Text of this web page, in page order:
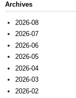
Archives
2026-08
2026-07
2026-06
2026-05
2026-04
2026-03
2026-02